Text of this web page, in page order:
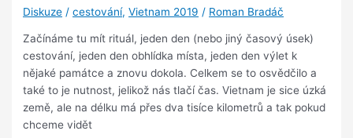
Diskuze /cestování,Vietnam 2019 / Roman Bradáč
Začínáme tu mít rituál, jeden den (nebo jiný časový úsek)
cestování, jeden den obhlídka místa, jeden den výlet k
nějaké památce a znovu dokola. Celkem se to osvědčilo a
také to je nutnost, jelikož nás tlačí čas. Vietnam je sice úzká
země, ale na délku má přes dva tisíce kilometrů a tak pokud
chceme vidět